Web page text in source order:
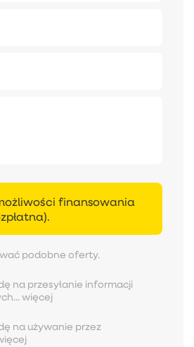
finansowania
podobne oferty.
na przesyłanie informacji
więcej
na używanie przez